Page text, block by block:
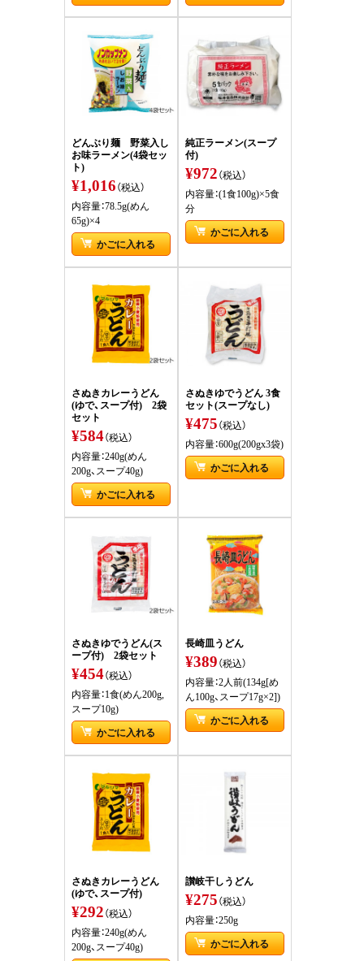
どんぶり麺 野菜入し
お味ラーメン(4袋セッ
ト)
¥1,016（税込）
内容量：78.5g(めん
65g)×4
かごに入れる
純正ラーメン(スープ
付)
¥972（税込）
内容量：(1食100g)×5食
分
かごに入れる
さぬきカレーうどん
(ゆで、スープ付) 2袋
セット
¥584（税込）
内容量：240g(めん
200g、スープ40g)
かごに入れる
さぬきゆでうどん 3食
セット(スープなし)
¥475（税込）
内容量：600g(200gx3袋)
かごに入れる
さぬきゆでうどん(ス
ープ付) 2袋セット
¥454（税込）
内容量：1食(めん200g,
スープ10g)
かごに入れる
長崎皿うどん
¥389（税込）
内容量：2人前(134g[め
ん100g、スープ17g×2])
かごに入れる
さぬきカレーうどん
(ゆで、スープ付)
¥292（税込）
内容量：240g(めん
200g、スープ40g)
讃岐干しうどん
¥275（税込）
内容量：250g
かごに入れる